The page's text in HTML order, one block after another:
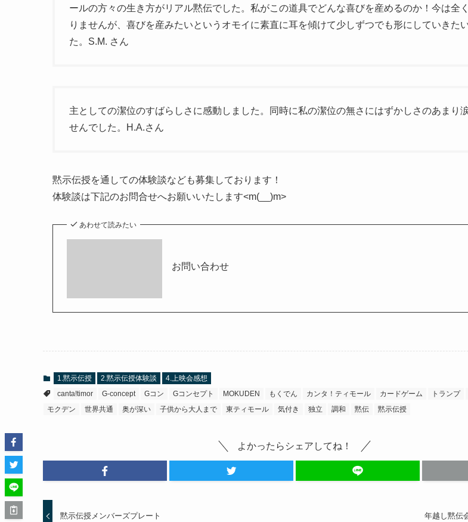
ールの方々の生き方がリアル黙伝でした。私がこの道具でどんな喜びを産めるのか！今は全
りませんが、喜びを産みたいというオモイに素直に耳を傾けて少しずつでも形にしていきた
た。S.M. さん
主としての潔位のすばらしさに感動しました。同時に私の潔位の無さにはずかしさのあまり
せんでした。H.A.さん
黙示伝授を通しての体験談なども募集しております！
体験談は下記のお問合せへお願いいたします<m(__)m>
あわせて読みたい
お問い合わせ
1.黙示伝授 2.黙示伝授体験談
4.上映会感想
canta!timor
G-concept Gコン Gコンセプト MOKUDEN もくでん カンタ！ティモール カードゲーム トランプ
モクデン
世界共通 奥が深い 子供から大人まで 東ティモール 気付き 独立 調和 黙伝 黙示伝授
よかったらシェアしてね！
黙示伝授メンバーズプレート 年越し黙伝